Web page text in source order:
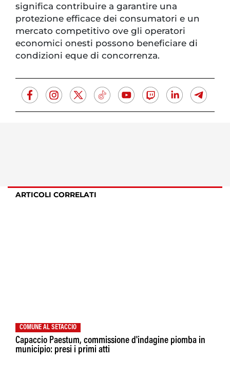
significa contribuire a garantire una
protezione efficace dei consumatori e un
mercato competitivo ove gli operatori
economici onesti possono beneficiare di
condizioni eque di concorrenza.
ARTICOLI CORRELATI
COMUNE AL SETACCIO
Capaccio Paestum, commissione d'indagine piomba in
municipio: presi i primi atti